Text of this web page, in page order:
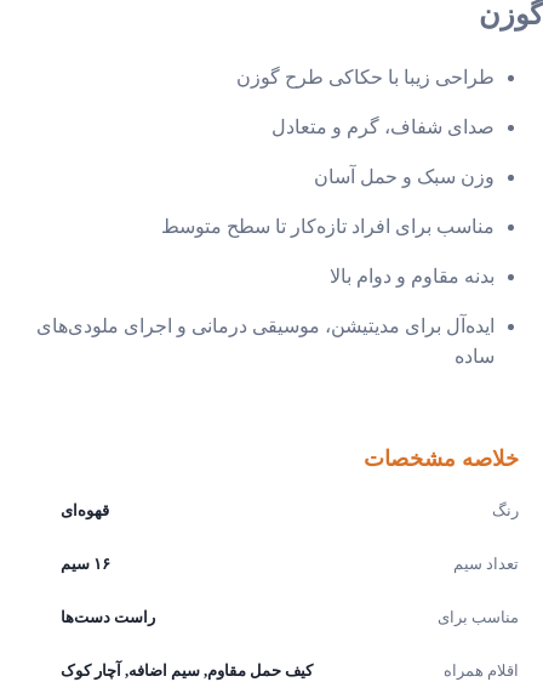
طراحی زیبا با حکاکی طرح گوزن
صدای شفاف، گرم و متعادل
وزن سبک و حمل آسان
مناسب برای افراد تازه‌کار تا سطح متوسط
بدنه مقاوم و دوام بالا
ایده‌آل برای مدیتیشن، موسیقی درمانی و اجرای ملودی‌های
ساده
خلاصه مشخصات
رنگ قهوه‌ای
تعداد سیم
مناسب برای راست دست‌ها
اقلام همراه کیف حمل مقاوم, سیم اضافه, آچار کوک